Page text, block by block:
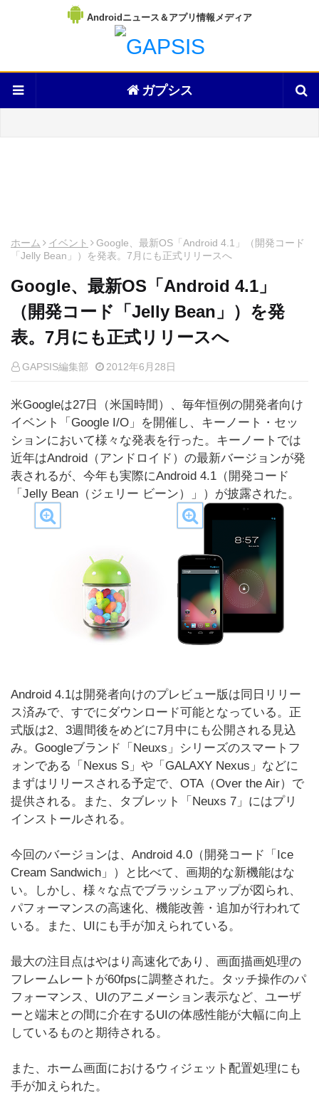
Androidニュース＆アプリ情報メディア
ガプシス
ホーム イベント
Google、最新OS「Android 4.1」（開発コード
「Jelly Bean」）を発表。7月にも正式リリースへ
Google、最新OS「Android 4.1」
（開発コード「Jelly Bean」）を発
表。7月にも正式リリースへ
GAPSIS編集部 2012年6月28日
米Googleは27日（米国時間）、毎年恒例の開発者向け
イベント「Google I/O」を開催し、キーノート・セッ
ションにおいて様々な発表を行った。キーノートでは
近年はAndroid（アンドロイド）の最新バージョンが発
表されるが、今年も実際にAndroid 4.1（開発コード
「Jelly Bean（ジェリー ビーン）」）が披露された。
Android 4.1は開発者向けのプレビュー版は同日リリー
ス済みで、すでにダウンロード可能となっている。正
式版は2、3週間後をめどに7月中にも公開される見込
み。Googleブランド「Neuxs」シリーズのスマートフ
ォンである「Nexus S」や「GALAXY Nexus」などに
まずはリリースされる予定で、OTA（Over the Air）で
提供される。また、タブレット「Neuxs 7」にはプリ
インストールされる。
今回のバージョンは、Android 4.0（開発コード「Ice
Cream Sandwich」）と比べて、画期的な新機能はな
い。しかし、様々な点でブラッシュアップが図られ、
パフォーマンスの高速化、機能改善・追加が行われて
いる。また、UIにも手が加えられている。
最大の注目点はやはり高速化であり、画面描画処理の
フレームレートが60fpsに調整された。タッチ操作のパ
フォーマンス、UIのアニメーション表示など、ユーザ
ーと端末との間に介在するUIの体感性能が大幅に向上
しているものと期待される。
また、ホーム画面におけるウィジェット配置処理にも
手が加えられた。